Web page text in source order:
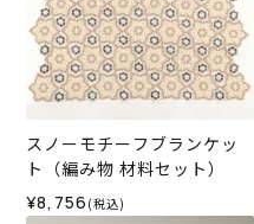
スノーモチーフブランケッ
ト（編み物 材料セット）
¥8,756 (税込)